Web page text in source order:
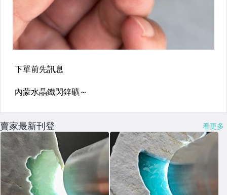
賣家最新刊登 看更多